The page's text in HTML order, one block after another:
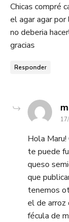
Chicas compré
el agar agar por
no deberia
gracias
Responder
Hola Maru!
te puede
queso
que
tenemos
el de arroz
fécula de